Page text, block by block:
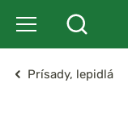
Prísady, lepidlá